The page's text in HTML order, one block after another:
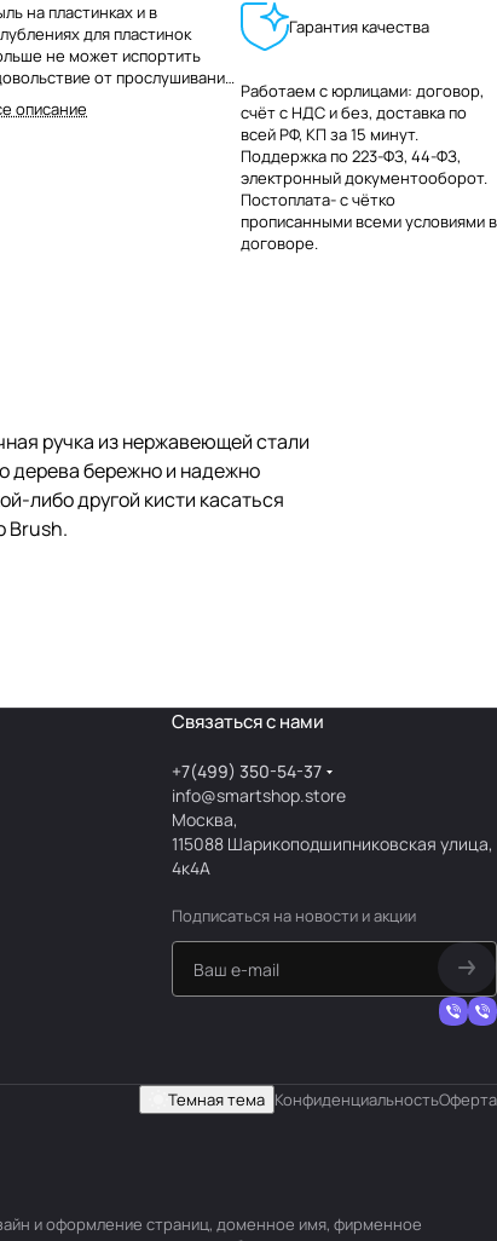
на пластинках и в
для пластинок
не может испортить
от прослушивания
любимых пластинок.
описание
Гарантия качества
Работаем с юрлицами: договор,
счёт с НДС и без, доставка по
всей РФ, КП за 15 минут.
Поддержка по 223-ФЗ, 44-ФЗ,
электронный документооборот.
Постоплата- с чётко
прописанными всеми условиями в
договоре.
ручка из нержавеющей стали
дерева бережно и надежно
либо другой кисти касаться
Brush.
Связаться с нами
+7(499) 350-54-37
info@smartshop.store
Москва,
115088 Шарикоподшипниковская улица,
4к4А
Подписаться на новости и акции
Темная тема КонфиденциальностьОферта
и оформление страниц, доменное имя, фирменное